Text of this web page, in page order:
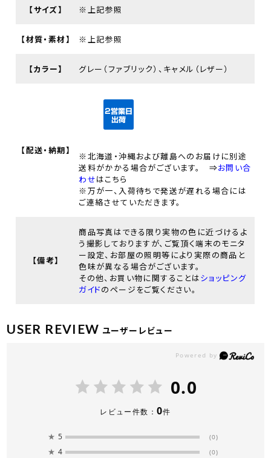
【サイズ】 ※上記参照
【材質・素材】 ※上記参照
【カラー】 グレー（ファブリック）、キャメル（レザー）
【配送・納期】
※北海道・沖縄および離島へのお届けに別途
送料がかかる場合がございます。 ⇒お問い合
わせはこちら
※万が一、入荷待ちで発送が遅れる場合には
ご連絡させていただきます。
【備考】
商品写真はできる限り実物の色に近づけるよ
う撮影しておりますが、ご覧頂く端末のモニタ
ー設定、お部屋の照明等により実際の商品と
色味が異なる場合がございます。
その他、お買い物に関することはショッピング
ガイドのページをご覧ください。
USER REVIEW ユーザーレビュー
0.0
レビュー件数： 0件
★ 5 (0)
★ 4 (0)